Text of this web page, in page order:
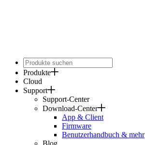
Produkte
Cloud
Support
Support-Center
Download-Center
App & Client
Firmware
Benutzerhandbuch & mehr
Blog